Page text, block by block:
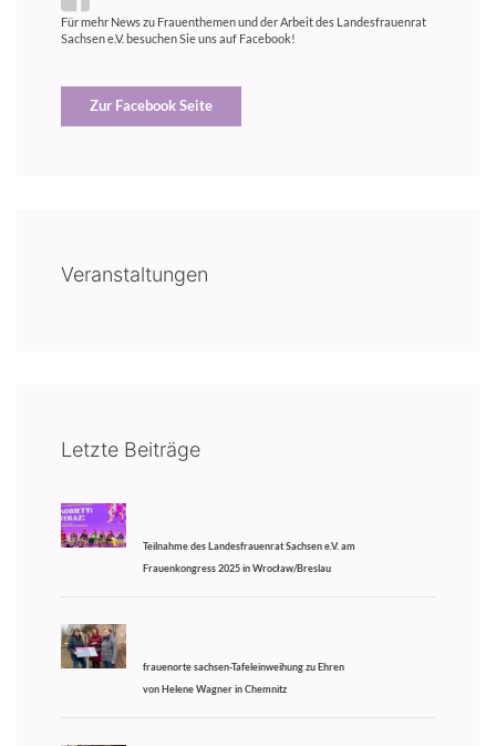
Für mehr News zu Frauenthemen und der Arbeit des Landesfrauenrat
Sachsen e.V. besuchen Sie uns auf Facebook!
Zur Facebook Seite
Veranstaltungen
Letzte Beiträge
Teilnahme des Landesfrauenrat Sachsen e.V. am
Frauenkongress 2025 in Wrocław/Breslau
frauenorte sachsen-Tafeleinweihung zu Ehren
von Helene Wagner in Chemnitz